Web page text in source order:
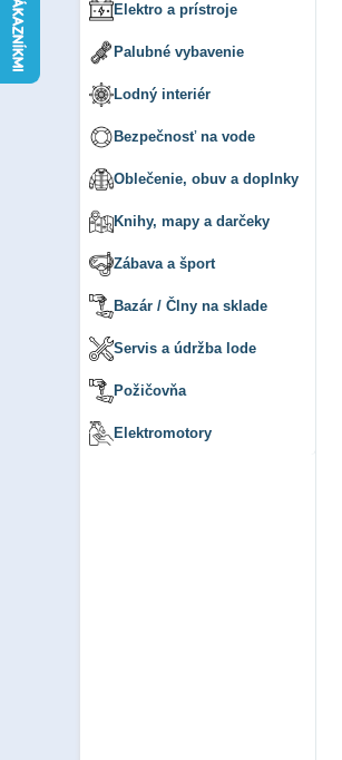
Elektro a prístroje
Palubné vybavenie
Lodný interiér
Bezpečnosť na vode
Oblečenie, obuv a doplnky
Knihy, mapy a darčeky
Zábava a šport
Bazár / Člny na sklade
Servis a údržba lode
Požičovňa
Elektromotory